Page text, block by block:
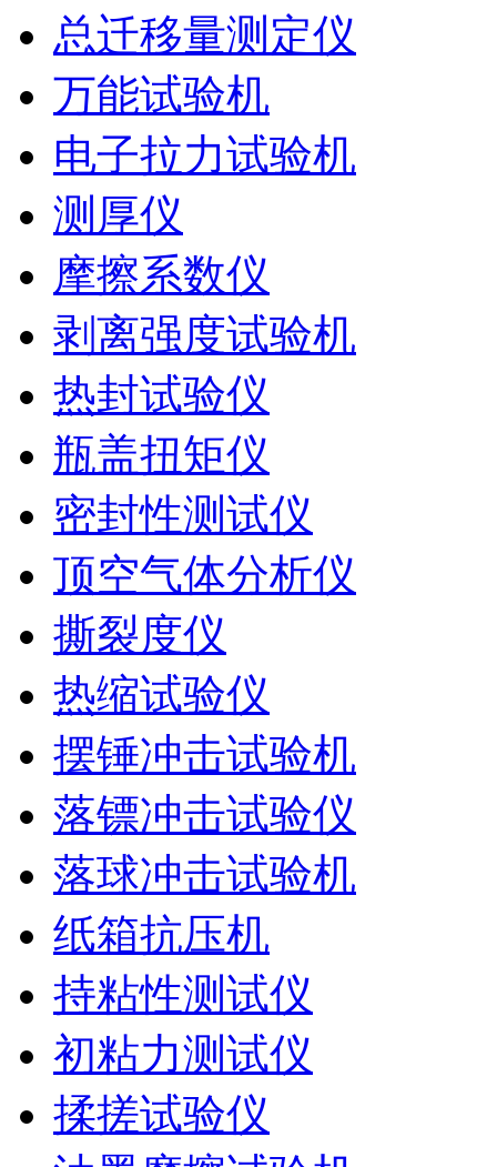
总迁移量测定仪
万能试验机
电子拉力试验机
测厚仪
摩擦系数仪
剥离强度试验机
热封试验仪
瓶盖扭矩仪
密封性测试仪
顶空气体分析仪
撕裂度仪
热缩试验仪
摆锤冲击试验机
落镖冲击试验仪
落球冲击试验机
纸箱抗压机
持粘性测试仪
初粘力测试仪
揉搓试验仪